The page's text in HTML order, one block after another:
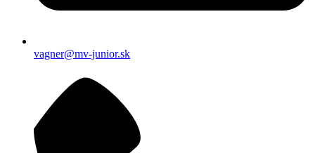
vagner@mv-junior.sk